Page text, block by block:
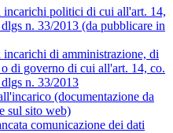
incarichi politici di cui all'art. 14,
n. 33/2013 (da pubblicare in
di amministrazione, di
di governo di cui all'art. 14, co.
n. 33/2013
(documentazione da
sul sito web)
comunicazione dei dati